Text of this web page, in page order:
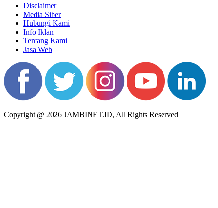
Disclaimer
Media Siber
Hubungi Kami
Info Iklan
Tentang Kami
Jasa Web
Copyright @ 2026 JAMBINET.ID, All Rights Reserved